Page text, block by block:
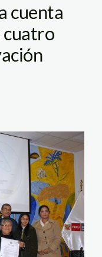
cuenta
cuatro